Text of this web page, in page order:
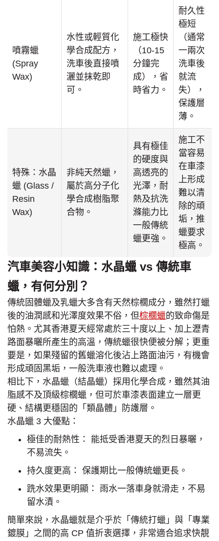
噴霧蠟
(Spray
Wax)
水性或輕質化
學合成配方，
洗車後直接噴
灑並抹乾即
可。
施工極快
（10-15
分鐘完
成），省
時省力。
耐久性
極短
（通常
一兩次
洗車後
就流
失），
保護層
薄。
特殊：水晶
蠟 (Glass /
Resin
Wax)
非純天然蠟，
屬於高分子化
學合成樹脂聚
合物。
具有極佳
的硬度與
高透亮的
光澤，耐
熱及抗洗
滌能力比
一般傳統
蠟更強。
施工不
當容易
在車漆
上形成
難以清
除的頑
垢，推
蠟要求
極高。
汽車美容小知識：水晶蠟 vs 傳統車
蠟，有何分別？
傳統固體蠟及乳蠟大多含有天然棕櫚成分，雖然打蠟
後的油潤感和光澤度效果不俗，但棕櫚蠟的致命傷是
怕熱。尤其香港夏天經常處於三十度以上、加上瀝青
路面暴曬所產生的高溫，傳統蠟很快便被分解；更重
要是，如果殘留的舊蠟溶化後沾上路面油污，有機會
形成頑固黑垢，一般洗車液也難以處理。
相比下，水晶蠟（結晶蠟）採用化學合成，雖然其油
脂感不及頂級棕櫚蠟，但可於車漆表面建立一層更
硬、結構更穩固的「類晶體」防護層。
水晶蠟 3 大優點：
極佳的耐熱性： 能抵受香港夏天的烈日暴曬，
不易流失。
持久度更高： 保護期比一般傳統蠟更長。
跣水效果更明顯： 雨水一落車身就滑走，不易
留水漬。
簡單來說，水晶蠟就是介乎於「傳統打蠟」與「專業
鍍膜」之間的高 CP 值折衷選擇，非常適合追求快靚